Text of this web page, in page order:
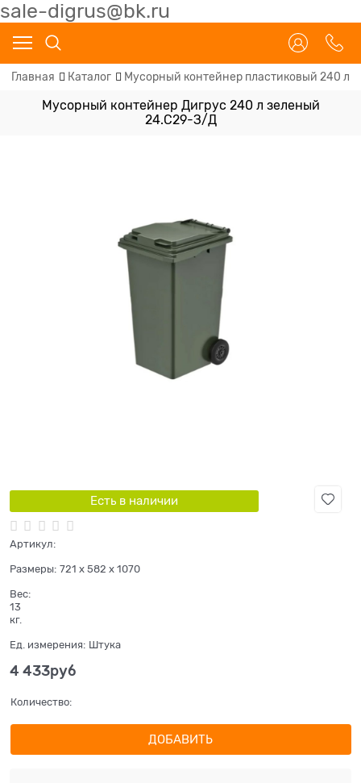
sale-digrus@bk.ru
Главная Каталог Мусорный контейнер пластиковый 240 л
Мусорный контейнер Дигрус 240 л зеленый
24.С29-З/Д
Есть в наличии
Артикул:
Размеры: 721 x 582 x 1070
Вес:
13
кг.
Ед. измерения: Штука
4 433руб
Количество:
ДОБАВИТЬ